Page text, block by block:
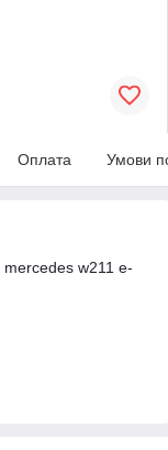
Оплата Умови
mercedes w211 e-